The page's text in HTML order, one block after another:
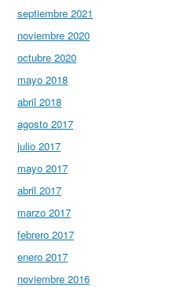
septiembre 2021
noviembre 2020
octubre 2020
mayo 2018
abril 2018
agosto 2017
julio 2017
mayo 2017
abril 2017
marzo 2017
febrero 2017
enero 2017
noviembre 2016